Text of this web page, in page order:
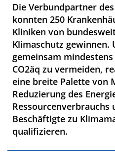
Die Verbundpartner
konnten 250
Kliniken von
Klimaschutz gewinnen.
gemeinsam mindestens
CO2äq zu vermeiden,
eine breite Palette von
Reduzierung des
Ressourcenverbrauchs
Beschäftigte zu
qualifizieren.